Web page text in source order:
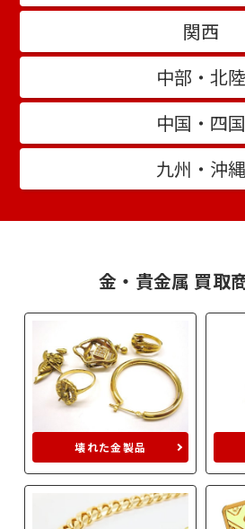
関西
中部・北陸
中国・四国
九州・沖縄
金・貴金属 買取
壊れた金製品